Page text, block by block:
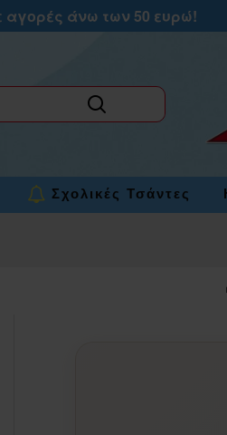
άνω των 50 ευρώ!
Σχολικές Τσάντες